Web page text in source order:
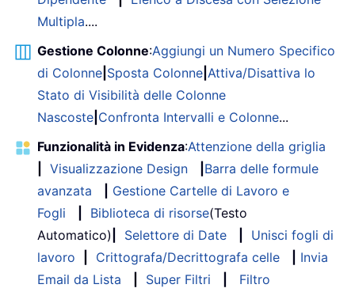
Multipla....
Gestione Colonne:Aggiungi un Numero Specifico
di Colonne Sposta Colonne Attiva/Disattiva lo
Stato di Visibilità delle Colonne
Nascoste Confronta Intervalli e Colonne...
Funzionalità in Evidenza:Attenzione della griglia
Visualizzazione Design
Barra delle formule
avanzata
Gestione Cartelle di Lavoro e
Fogli
Biblioteca di risorse(Testo
Automatico)
Selettore di Date
Unisci fogli di
lavoro
Crittografa/Decrittografa celle
Invia
Email da Lista
Super Filtri
Filtro